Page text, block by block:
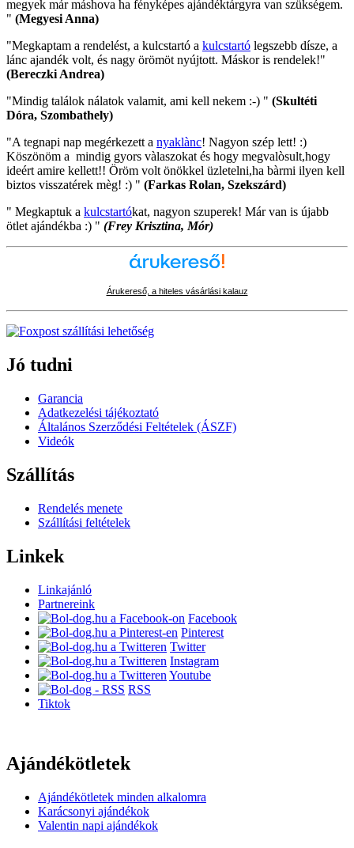
megyek már máshova ha fényképes ajándéktárgyra van szükségem.
" (Megyesi Anna)
"Megkaptam a rendelést, a kulcstartó a kulcstartó legszebb dísze, a
lánc ajandék volt, és nagy örömöt nyújtott. Máskor is rendelek!"
(Bereczki Andrea)
"Mindig találok nálatok valamit, ami kell nekem :-) " (Skultéti
Dóra, Szombathely)
"A tegnapi nap megérkezett a nyaklànc! Nagyon szép lett! :)
Köszönöm a mindig gyors vàlaszokat és hogy megvalòsult,hogy
ideért amire kellett!! Öröm volt önökkel üzletelni,ha bàrmi ilyen kell
biztos visszatérek mèg! :) " (Farkas Rolan, Szekszárd)
" Megkaptuk a kulcstartókat, nagyon szuperek! Már van is újabb
ötlet ajándékba :) " (Frey Krisztina, Mór)
Árukereső, a hiteles vásárlási kalauz
Jó tudni
Garancia
Adatkezelési tájékoztató
Általános Szerződési Feltételek (ÁSZF)
Videók
Szállítás
Rendelés menete
Szállítási feltételek
Linkek
Linkajánló
Partnereink
Facebook
Pinterest
Twitter
Instagram
Youtube
RSS
Tiktok
Ajándékötletek
Ajándékötletek minden alkalomra
Karácsonyi ajándékok
Valentin napi ajándékok